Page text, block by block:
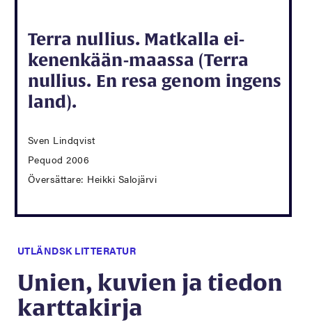
Terra nullius. Matkalla ei-
kenenkään-maassa (Terra
nullius. En resa genom ingens
land).
Sven Lindqvist
Pequod 2006
Översättare: Heikki Salojärvi
UTLÄNDSK LITTERATUR
Unien, kuvien ja tiedon
karttakirja